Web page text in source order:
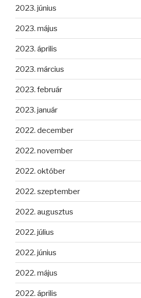
2023. június
2023. május
2023. április
2023. március
2023. február
2023. január
2022. december
2022. november
2022. október
2022. szeptember
2022. augusztus
2022. július
2022. június
2022. május
2022. április